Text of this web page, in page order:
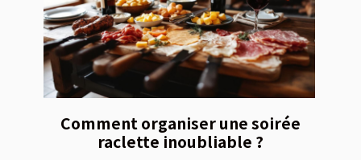
Comment organiser une soirée
raclette inoubliable ?